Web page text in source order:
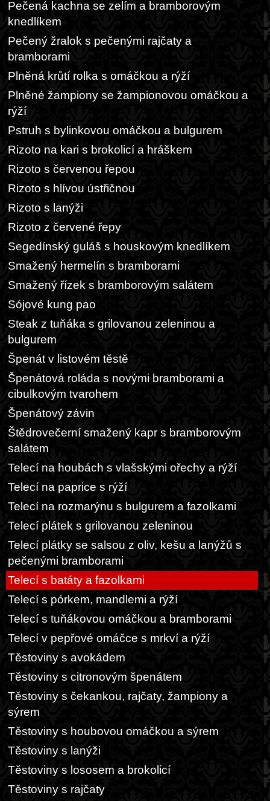
Pečená kachna se zelím a bramborovým
knedlíkem
Pečený žralok s pečenými rajčaty a
bramborami
Plněná krůtí rolka s omáčkou a rýží
Plněné žampiony se žampionovou omáčkou a
rýží
Pstruh s bylinkovou omáčkou a bulgurem
Rizoto na kari s brokolicí a hráškem
Rizoto s červenou řepou
Rizoto s hlívou ústřičnou
Rizoto s lanýži
Rizoto z červené řepy
Segedínský guláš s houskovým knedlíkem
Smažený hermelín s bramborami
Smažený řízek s bramborovým salátem
Sójové kung pao
Steak z tuňáka s grilovanou zeleninou a
bulgurem
Špenát v listovém těstě
Špenátová roláda s novými bramborami a
cibulkovým tvarohem
Špenátový závin
Štědrovečerní smažený kapr s bramborovým
salátem
Telecí na houbách s vlašskými ořechy a rýží
Telecí na paprice s rýží
Telecí na rozmarýnu s bulgurem a fazolkami
Telecí plátek s grilovanou zeleninou
Telecí plátky se salsou z oliv, kešu a lanýžů s
pečenými bramborami
Telecí s batáty a fazolkami
Telecí s pórkem, mandlemi a rýží
Telecí s tuňákovou omáčkou a bramborami
Telecí v pepřové omáčce s mrkví a rýží
Těstoviny s avokádem
Těstoviny s citronovým špenátem
Těstoviny s čekankou, rajčaty, žampiony a
sýrem
Těstoviny s houbovou omáčkou a sýrem
Těstoviny s lanýži
Těstoviny s lososem a brokolicí
Těstoviny s rajčaty